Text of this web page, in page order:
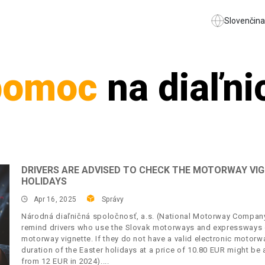
Slovenčina
na
DRIVERS ARE ADVISED TO CHECK THE MOTORWAY
HOLIDAYS
Apr 16, 2025 Správy
Národná diaľničná spoločnosť, a.s. (National Motorway
remind drivers who use the Slovak motorways and
motorway vignette. If they do not have a valid electronic
duration of the Easter holidays at a price of 10.80 EUR might
from 12 EUR in 2024).